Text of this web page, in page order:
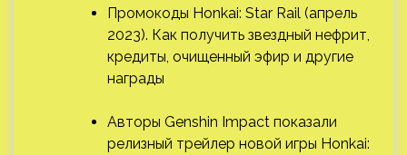
Промокоды Honkai: Star Rail (апрель
2023). Как получить звездный нефрит,
кредиты, очищенный эфир и другие
награды
Авторы Genshin Impact показали
релизный трейлер новой игры Honkai: